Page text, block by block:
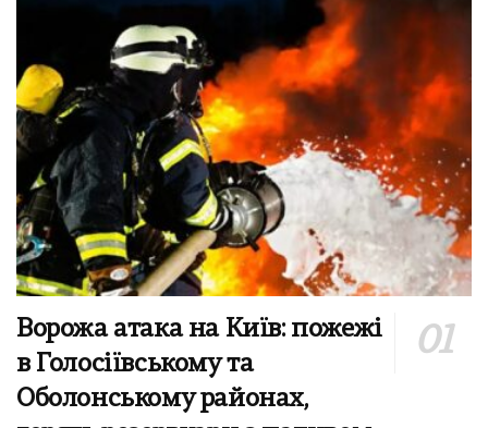
Ворожа атака на Київ: пожежі
в Голосіївському та
Оболонському районах,